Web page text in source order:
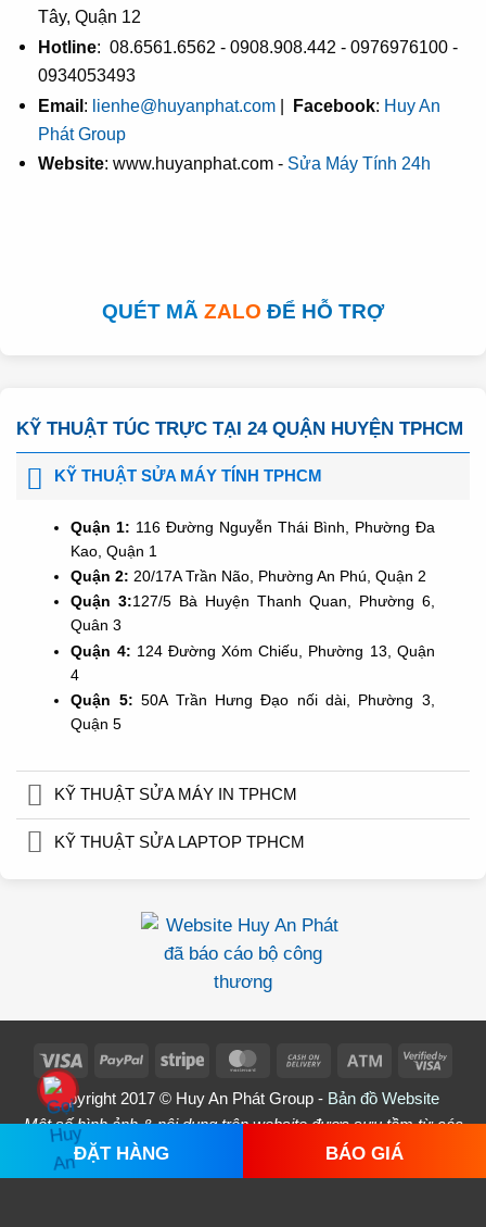
ĐẶT HÀNG BÁO GIÁ
Tây, Quận 12
Hotline: 08.6561.6562 - 0908.908.442 - 0976976100 -
0934053493
Email: lienhe@huyanphat.com| Facebook: Huy An
Phát Group
Website: www.huyanphat.com - Sửa Máy Tính 24h
QUÉT MÃ ZALO ĐỂ HỖ TRỢ
KỸ THUẬT TÚC TRỰC TẠI 24 QUẬN HUYỆN TPHCM
KỸ THUẬT SỬA MÁY TÍNH TPHCM
Quận 1: 116 Đường Nguyễn Thái Bình, Phường Đa
Kao, Quận 1
Quận 2: 20/17A Trần Não, Phường An Phú, Quận 2
Quận 3:127/5 Bà Huyện Thanh Quan, Phường 6,
Quân 3
Quận 4: 124 Đường Xóm Chiếu, Phường 13, Quận
4
Quận 5: 50A Trần Hưng Đạo nối dài, Phường 3,
Quận 5
KỸ THUẬT SỬA MÁY IN TPHCM
KỸ THUẬT SỬA LAPTOP TPHCM
Visa PayPal Stripe MasterCardCash
Atm
Copyright 2017 © Huy An Phát Group - Bản đồ Website
Một số hình ảnh & nội dung trên website được sưu tầm từ các
nguồn trên Internet - Mọi ý kiến đóng góp xin vui lòng
Huy An Phát để chỉnh sửa phù hợp.